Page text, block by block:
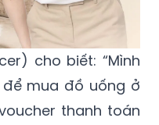
cho biết: “Mình
mua đồ uống ở
thanh toán